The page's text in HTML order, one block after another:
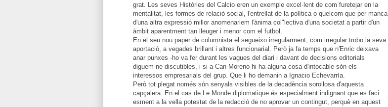
grat. Les seves Històries del Calcio eren un exemple excel·lent de com furetejar en la
mentalitat, les formes de relació social, l'entrellat de la política o quelcom que per manca
d'una altra expressió millor anomenariem l'ànima col"lectiva d'una societat a partir d'un
àmbit aparentment tan lleuger i menor com el futbol.
En el seu nou paper de columnista el segueixo irregularment, com irregular trobo la seva
aportació, a vegades brillant i altres funcionarial. Però ja fa temps que n'Enric deixava
anar punxes -ho va fer durant les vagues del diari i davant de decisions editorials
diguem-ne discutibles, i si a Can Moreno hi ha alguna cosa d'intocable són els
interessos empresarials del grup. Que li ho demanin a Ignacio Echevarría.
Però tot plegat només són senyals visibles de la decadència sorollosa d'aquesta
capçalera. En el cas de Le Monde diplomatique és especialment indignant que es faci
esment a la vella potestat de la redacció de no aprovar un contingut, perquè en aquest